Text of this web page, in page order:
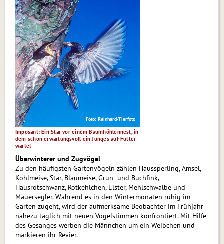
Foto: Reinhard-Tierfoto
Imposant: Ein Star vor einem Baum­höh­len­nest, in
dem schon erwartungsvoll ein Junges auf Futter
wartet
Überwinterer und Zugvögel
Zu den häufigsten Gartenvögeln zählen Haussperling, Amsel,
Kohlmeise, Star, Blaumeise, Grün- und Buch­fink,
Hausrotschwanz, Rotkehlchen, Elster, Mehl­schwal­be und
Mauersegler. Während es in den Win­ter­mo­na­ten ruhig im
Garten zugeht, wird der auf­merk­sa­me Beobachter im Frühjahr
nahezu täglich mit neuen Vogelstimmen konfrontiert. Mit Hilfe
des Gesanges werben die Männchen um ein Weibchen und
mar­kie­ren ihr Revier.